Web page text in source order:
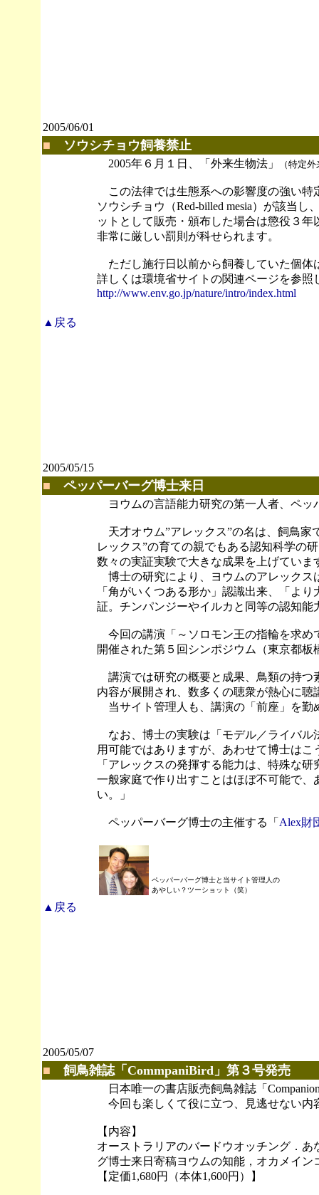
2005/06/01
■ ソウシチョウ飼養禁止
2005年６月１日、「外来生物法」 （特定
この法律では生態系への影響度の強い特
ソウシチョウ（Red-billed mesia）が該当
ットとして販売・頒布した場合は懲役３
非常に厳しい罰則が科せられます。
ただし施行日以前から飼養していた個体
詳しくは環境省サイトの関連ページを参照
http://www.env.go.jp/nature/intro/index.html
▲戻る
2005/05/15
■ ペッパーバーグ博士来日
ヨウムの言語能力研究の第一人者、ペッ
天才オウム”アレックス”の名は、飼鳥家
レックス”の育ての親でもある認知科学の
数々の実証実験で大きな成果を上げていま
博士の研究により、ヨウムのアレックス
「角がいくつある形か」認識出来、「よ
証。チンパンジーやイルカと同等の認知能
今回の講演「～ソロモン王の指輪を求め
開催された第５回シンポジウム（東京都
講演では研究の概要と成果、鳥類の持つ
内容が展開され、数多くの聴衆が熱心に聴
当サイト管理人も、講演の「前座」を勤
なお、博士の実験は「モデル／ライバル
用可能ではありますが、あわせて博士はこ
「アレックスの発揮する能力は、特殊な
一般家庭で作り出すことはほぼ不可能で
い。」
ペッパーバーグ博士の主催する「 Alex財
ペッパーバーグ博士と当サイト管理人の
あやしい？ツーショット（笑）
▲戻る
2005/05/07
■ 飼鳥雑誌「CommpaniBird」第３号発売
日本唯一の書店販売飼鳥雑誌「
今回も楽しくて役に立つ、見逃せない内
【内容】
オーストラリアのバードウオッチング．
グ博士来日寄稿ヨウムの知能，オカメイン
【定価1,680円（本体1,600円）】